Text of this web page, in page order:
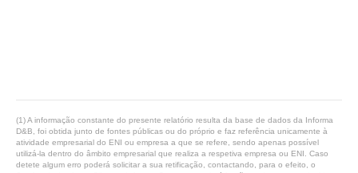
(1) A informação constante do presente relatório resulta da base de dados da Informa
D&B, foi obtida junto de fontes públicas ou do próprio e faz referência unicamente à
atividade empresarial do ENI ou empresa a que se refere, sendo apenas possível
utilizá-la dentro do âmbito empresarial que realiza a respetiva empresa ou ENI. Caso
detete algum erro poderá solicitar a sua retificação, contactando, para o efeito, o